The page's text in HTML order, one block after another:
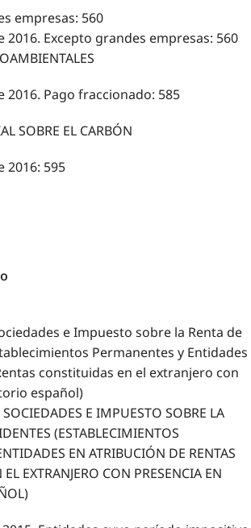
empresas: 560
Excepto grandes empresas: 560
Pago fraccionado: 585
SOBRE EL CARBÓN
2016: 595
e Impuesto sobre la Renta de
Permanentes y Entidades
constituidas en el extranjero con
español)
E IMPUESTO SOBRE LA
(ESTABLECIMIENTOS
EN ATRIBUCIÓN DE RENTAS
EXTRANJERO CON PRESENCIA EN